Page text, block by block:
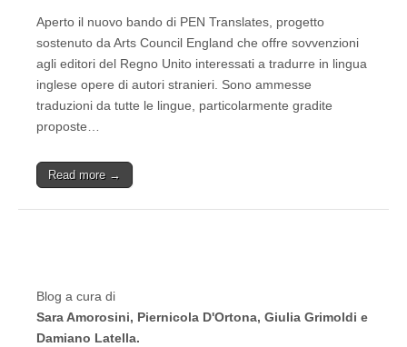
Aperto il nuovo bando di PEN Translates, progetto
sostenuto da Arts Council England che offre sovvenzioni
agli editori del Regno Unito interessati a tradurre in lingua
inglese opere di autori stranieri. Sono ammesse
traduzioni da tutte le lingue, particolarmente gradite
proposte…
Read more →
Blog a cura di
Sara Amorosini, Piernicola D'Ortona, Giulia Grimoldi e
Damiano Latella.